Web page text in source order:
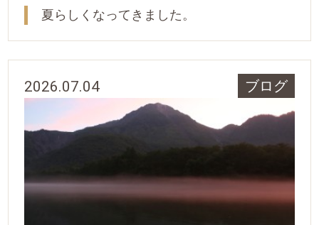
夏らしくなってきました。
2026.07.04 ブログ